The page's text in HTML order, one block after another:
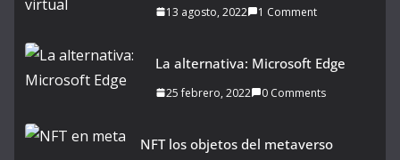
13 agosto, 2022 1 Comment
La alternativa: Microsoft Edge
25 febrero, 2022 0 Comments
NFT los objetos del metaverso